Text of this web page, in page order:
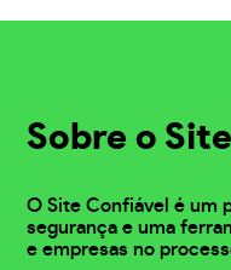
Sobre o
O Site Confiável é um
segurança e uma
e empresas no